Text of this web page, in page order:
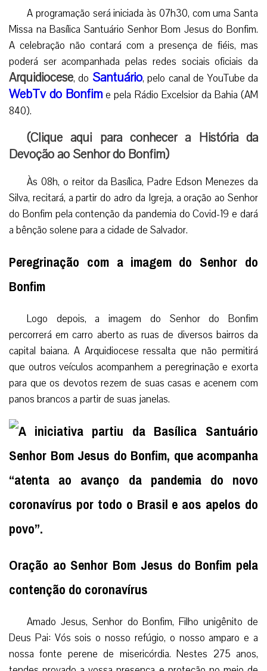
A programação será iniciada às 07h30, com uma Santa
Missa na Basílica Santuário Senhor Bom Jesus do Bonfim.
A celebração não contará com a presença de fiéis, mas
poderá ser acompanhada pelas redes sociais oficiais da
Arquidiocese, do Santuário, pelo canal de YouTube da
WebTv do Bonfim e pela Rádio Excelsior da Bahia (AM
840).
(Clique aqui para conhecer a História da
Devoção ao Senhor do Bonfim)
Às 08h, o reitor da Basílica, Padre Edson Menezes da
Silva, recitará, a partir do adro da Igreja, a oração ao Senhor
do Bonfim pela contenção da pandemia do Covid-19 e dará
a bênção solene para a cidade de Salvador.
Peregrinação com a imagem do Senhor do
Bonfim
Logo depois, a imagem do Senhor do Bonfim
percorrerá em carro aberto as ruas de diversos bairros da
capital baiana. A Arquidiocese ressalta que não permitirá
que outros veículos acompanhem a peregrinação e exorta
para que os devotos rezem de suas casas e acenem com
panos brancos a partir de suas janelas.
Oração ao Senhor Bom Jesus do Bonfim pela
contenção do coronavírus
Amado Jesus, Senhor do Bonfim, Filho unigênito de
Deus Pai: Vós sois o nosso refúgio, o nosso amparo e a
nossa fonte perene de misericórdia. Nestes 275 anos,